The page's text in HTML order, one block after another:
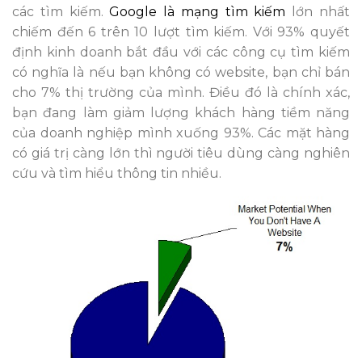
các tìm kiếm.Google là mạng tìm kiếm lớn nhất
chiếm đến 6 trên 10 lượt tìm kiếm. Với 93% quyết
định kinh doanh bắt đầu với các công cụ tìm kiếm
có nghĩa là nếu bạn không có website, bạn chỉ bán
cho 7% thị trường của mình. Điều đó là chính xác,
bạn đang làm giảm lượng khách hàng tiềm năng
của doanh nghiệp mình xuống 93%. Các mặt hàng
có giá trị càng lớn thì người tiêu dùng càng nghiên
cứu và tìm hiểu thông tin nhiều.